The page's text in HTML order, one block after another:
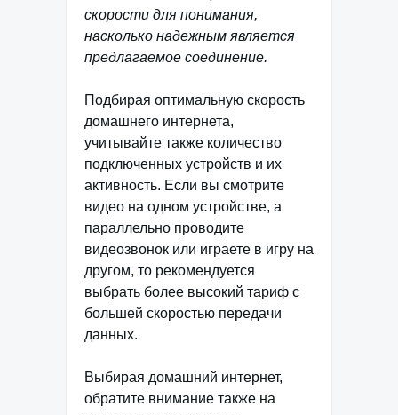
скорости для понимания,
насколько надежным является
предлагаемое соединение.
Подбирая оптимальную скорость
домашнего интернета,
учитывайте также количество
подключенных устройств и их
активность. Если вы смотрите
видео на одном устройстве, а
параллельно проводите
видеозвонок или играете в игру на
другом, то рекомендуется
выбрать более высокий тариф с
большей скоростью передачи
данных.
Выбирая домашний интернет,
обратите внимание также на